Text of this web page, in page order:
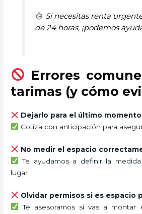
Si necesitas renta
de 24 horas, ¡podemos
Errores
tarimas (y cómo
Dejarlo para el último momento
Cotiza con anticipación para
No medir el espacio
Te ayudamos a definir la
lugar
Olvidar permisos si es espacio
Te asesoramos si vas a montar